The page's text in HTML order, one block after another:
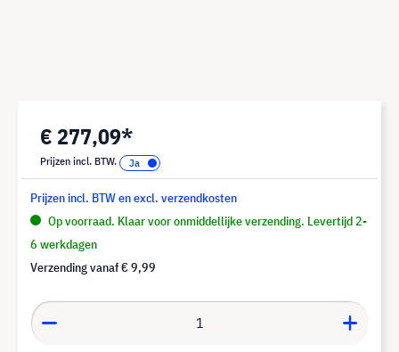
€ 277,09*
Prijzen incl. BTW.
Prijzen incl. BTW en excl. verzendkosten
Op voorraad. Klaar voor onmiddellijke verzending. Levertijd 2-
6 werkdagen
Verzending vanaf€ 9,99